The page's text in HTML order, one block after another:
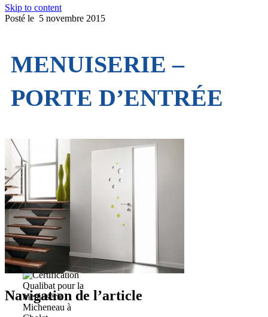
Skip to content
Posté le 5 novembre 2015
MENUISERIE –
PORTE D’ENTRÉE
Navigation de l’article